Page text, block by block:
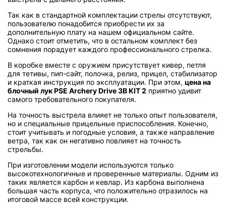
Так как в стандартной комплектации стрелы отсутствуют,
пользователю понадобится приобрести их за
дополнительную плату на нашем официальном сайте.
Однако стоит отметить, что в остальном комплект без
сомнения порадует каждого профессионального стрелка.
В коробке вместе с оружием присутствует кивер, петля
для тетивы, пип-сайт, полочка, релиз, прицел, стабилизатор
и краткая инструкция по эксплуатации. При этом, цена на
блочный лук PSE Archery Drive 3B KIT 2 приятно удивит
самого требовательного покупателя.
На точность выстрела влияет не только опыт пользователя,
но и специальные прицельные приспособления. Конечно,
стоит учитывать и погодные условия, а также направление
ветра, так как он негативно повлияет на точность
стрельбы.
При изготовлении модели используются только
высокотехнологичные и проверенные материалы. Одним из
таких является карбон и кевлар. Из карбона выполнена
большая часть корпуса, что положительно отразилось на
итоговой массе всей конструкции.